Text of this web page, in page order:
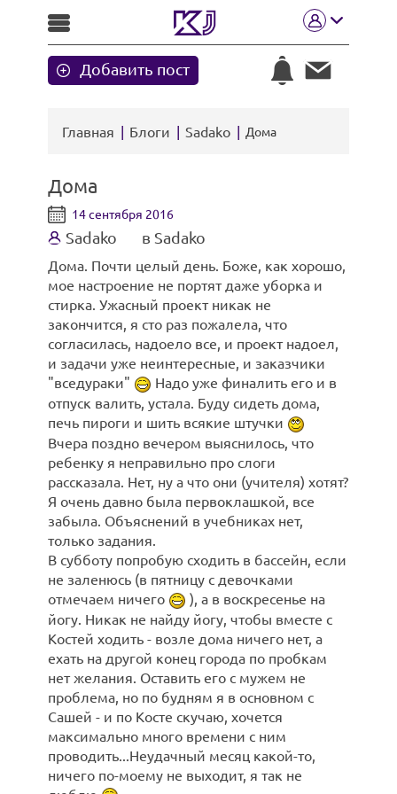
Добавить пост
Главная Блоги Sadako Дома
Дома
14 сентября 2016
Sadako в Sadako
Дома. Почти целый день. Боже, как хорошо,
мое настроение не портят даже уборка и
стирка. Ужасный проект никак не
закончится, я сто раз пожалела, что
согласилась, надоело все, и проект надоел,
и задачи уже неинтересные, и заказчики
"вседураки"
Надо уже финалить его и в
отпуск валить, устала. Буду сидеть дома,
печь пироги и шить всякие штучки
Вчера поздно вечером выяснилось, что
ребенку я неправильно про слоги
рассказала. Нет, ну а что они (учителя) хотят?
Я очень давно была первоклашкой, все
забыла. Объяснений в учебниках нет,
только задания.
В субботу попробую сходить в бассейн, если
не заленюсь (в пятницу с девочками
отмечаем ничего
), а в воскресенье на
йогу. Никак не найду йогу, чтобы вместе с
Костей ходить - возле дома ничего нет, а
ехать на другой конец города по пробкам
нет желания. Оставить его с мужем не
проблема, но по будням я в основном с
Сашей - и по Косте скучаю, хочется
максимально много времени с ним
проводить...Неудачный месяц какой-то,
ничего по-моему не выходит, я так не